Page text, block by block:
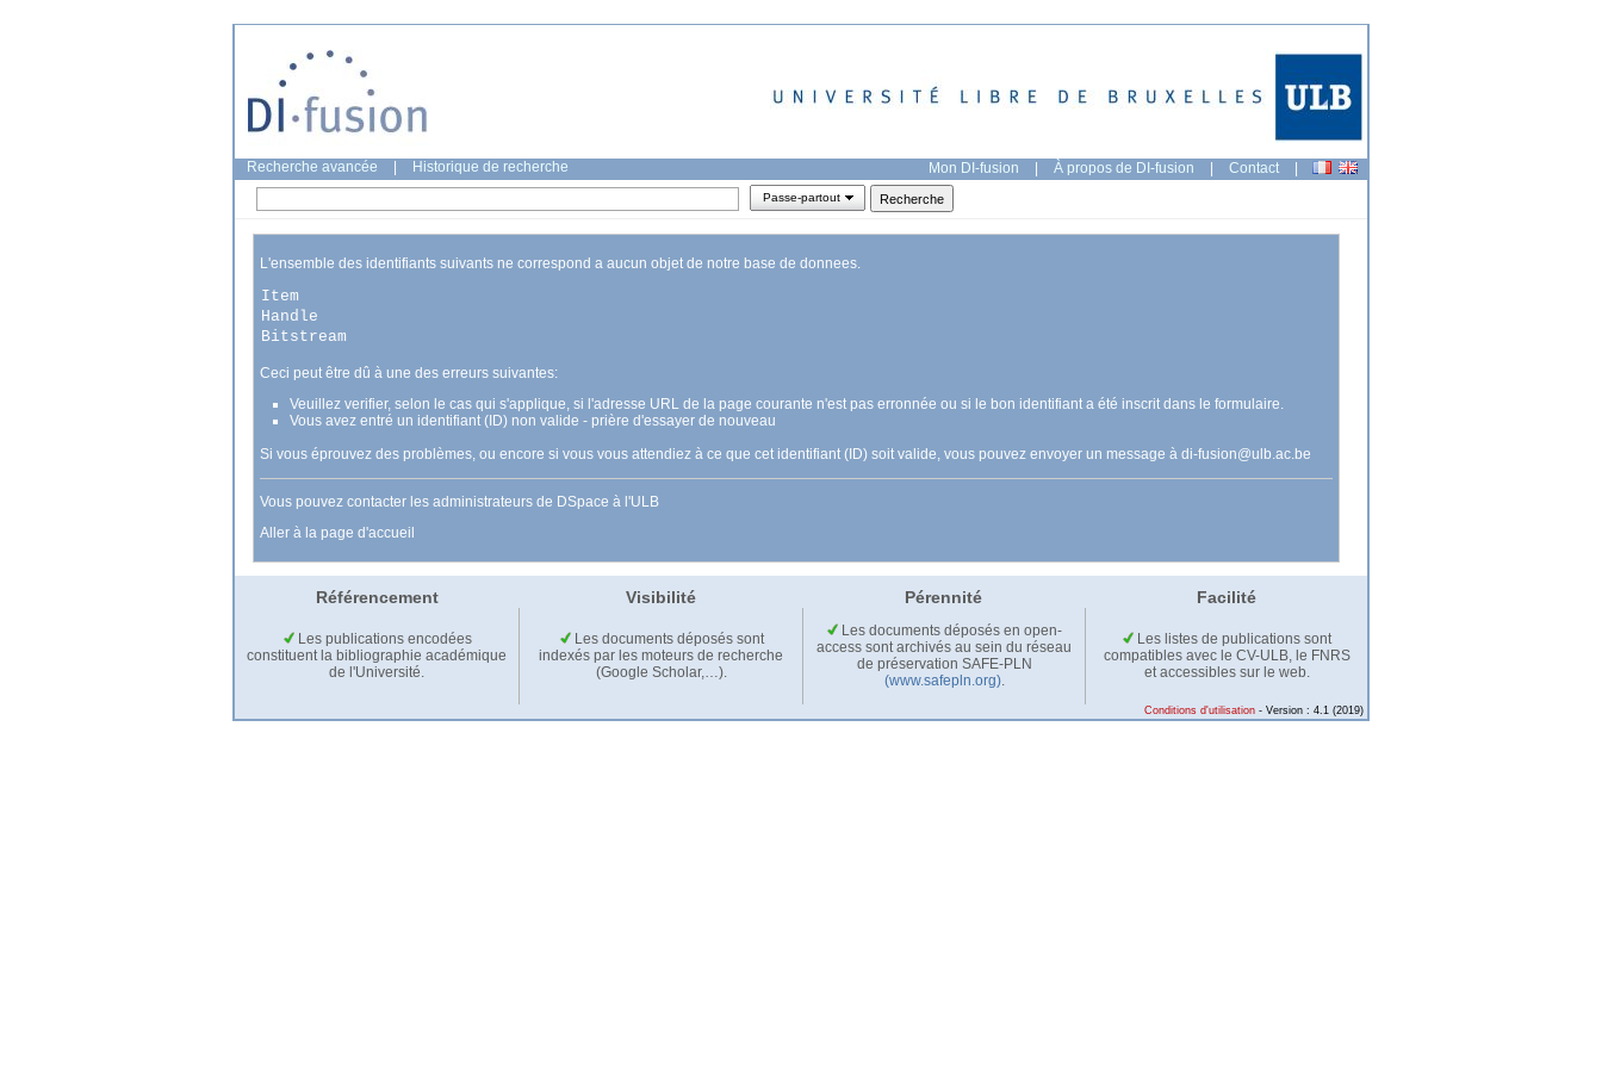
Recherche avancée Historique de recherche Mon DI-fusion | À propos de DI-fusion | Contact |
Passe-partout
L'ensemble des identifiants suivants ne correspond a aucun objet de notre base de donnees.
Item
Handle
Bitstream
Ceci peut être dû à une des erreurs suivantes:
Veuillez verifier, selon le cas qui s'applique, si l'adresse URL de la page courante n'est pas erronnée ou si le bon identifiant a été inscrit dans le formulaire.
Vous avez entré un identifiant (ID) non valide - prière d'essayer de nouveau
Si vous éprouvez des problèmes, ou encore si vous vous attendiez à ce que cet identifiant (ID) soit valide, vous pouvez envoyer un message à di-fusion@ulb.ac.be
Vous pouvez contacter les administrateurs de DSpace à l'ULB
Aller à la page d'accueil
Référencement Visibilité Pérennité Facilité
Les publications encodées
constituent la bibliographie académique
de l'Université.
Les documents déposés sont
indexés par les moteurs de recherche
(Google Scholar,…).
Les documents déposés en open-
access sont archivés au sein du réseau
de préservation SAFE-PLN
(www.safepln.org).
Les listes de publications sont
compatibles avec le CV-ULB, le FNRS
et accessibles sur le web.
Conditions d'utilisation - Version : 4.1 (2019)